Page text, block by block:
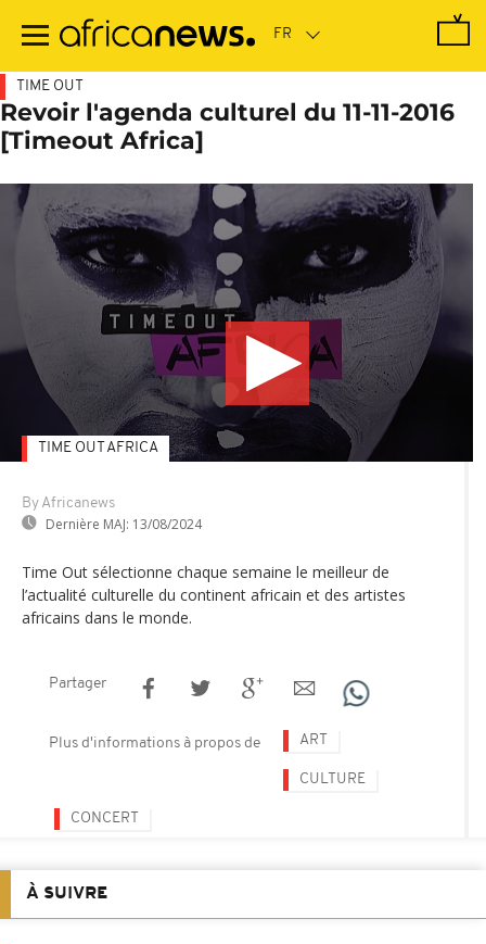
contenu
TIME OUT
Revoir l'agenda culturel du 11-11-2016
[Timeout Africa]
By Africanews
Dernière MAJ: 13/08/2024
TIME OUT AFRICA
Time Out sélectionne chaque semaine le meilleur de
l’actualité culturelle du continent africain et des artistes
africains dans le monde.
Partager
Plus d'informations à propos de ART
CULTURE
CONCERT
À SUIVRE